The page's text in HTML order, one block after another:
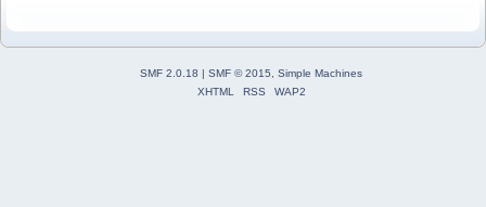
SMF 2.0.18 | SMF © 2015
Simple Machines
XHTML
RSS WAP2